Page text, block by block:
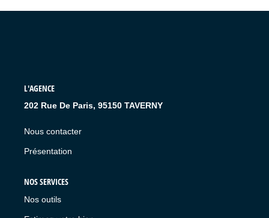
L'AGENCE
202 Rue De Paris, 95150 TAVERNY
Nous contacter
Présentation
NOS SERVICES
Nos outils